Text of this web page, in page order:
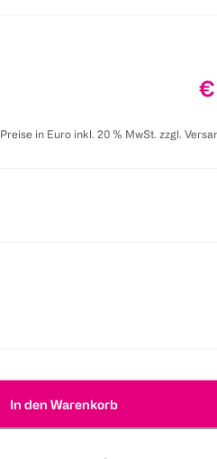
€
Preise in Euro inkl. 20 % MwSt. zzgl.
In den Warenkorb